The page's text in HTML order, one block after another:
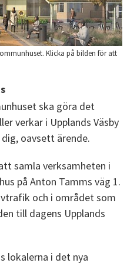
Klicka på bilden för att
ska göra det
verkar i Upplands Väsby
oavsett ärende.
samla verksamheten i
på Anton Tamms väg 1.
och i området som
till dagens Upplands
lokalerna i det nya